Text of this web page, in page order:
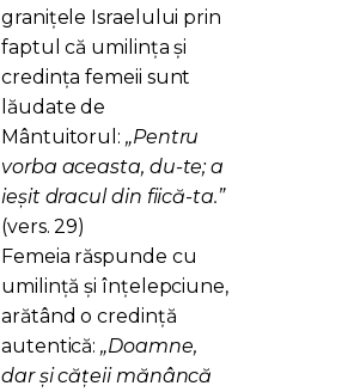
granițele Israelului prin
faptul că umilința și
credința femeii sunt
lăudate de
Mântuitorul: „Pentru
vorba aceasta, du-te; a
ieşit dracul din fiică-ta.”
(vers. 29)
Femeia răspunde cu
umilință și înțelepciune,
arătând o credință
autentică:„Doamne,
dar și cățeii mănâncă